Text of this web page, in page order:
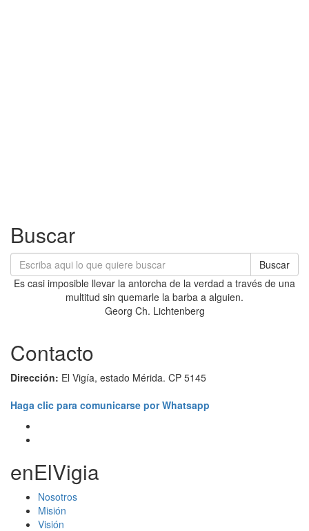
Buscar
Buscar
Es casi imposible llevar la antorcha de la verdad a través de una
multitud sin quemarle la barba a alguien.
Georg Ch. Lichtenberg
Contacto
Dirección: El Vigía, estado Mérida. CP 5145
Haga clic para comunicarse por Whatsapp
enElVigia
Nosotros
Misión
Visión